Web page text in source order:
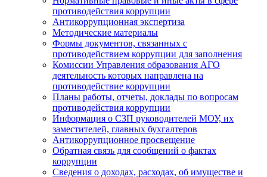
противодействия коррупции
Антикоррупционная экспертиза
Методические материалы
Формы документов, связанных с
противодействием коррупции для заполнения
Комиссии Управления образования АГО
деятельность которых направлена на
противодействие коррупции
Планы работы, отчеты, доклады по вопросам
противодействия коррупции
Информация о СЗП руководителей МОУ, их
заместителей, главных бухгалтеров
Антикоррупционное просвещение
Обратная связь для сообщений о фактах
коррупции
Сведения о доходах, расходах, об имуществе и